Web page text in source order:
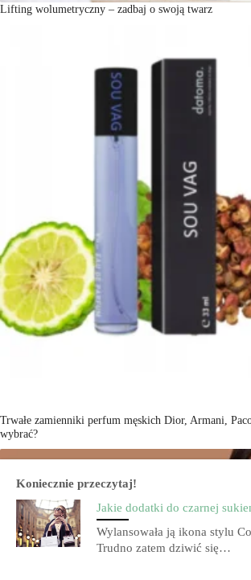
Lifting wolumetryczny – zadbaj o swoją twarz
Trwałe zamienniki perfum męskich Dior, Armani,
wybrać?
Koniecznie przeczytaj!
Jakie dodatki do czarnej
Wylansowała ją ikona stylu
Trudno zatem dziwić się…